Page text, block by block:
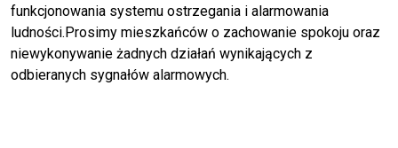
funkcjonowania systemu ostrzegania i alarmowania
ludności.Prosimy mieszkańców o zachowanie spokoju oraz
niewykonywanie żadnych działań wynikających z
odbieranych sygnałów alarmowych.